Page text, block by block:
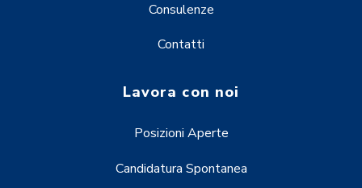
Consulenze
Contatti
Lavora con noi
Posizioni Aperte
Candidatura Spontanea